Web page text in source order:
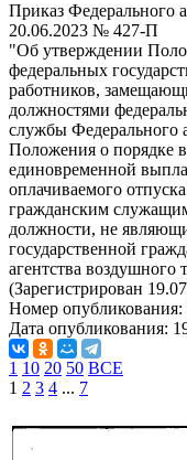
Приказ Федерального
20.06.2023 № 427-П
"Об утверждении
федеральных
работников,
должностями
службы Федерального
Положения о порядке
единовременной
оплачиваемого
гражданским
должности, не
государственной
агентства воздушного
(Зарегистрирован
Номер опубликования:
Дата опубликования:
1 10 20 50 ВСЕ
1 2 3 4 ... 7